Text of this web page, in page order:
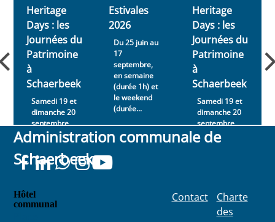
Heritage
Days : les
Journées du
Patrimoine
à
Schaerbeek
Samedi 19 et
dimanche 20
septembre
2026
Estivales
2026
Du 25 juin au
17
septembre,
en semaine
(durée 1h) et
le weekend
(durée...
Heritage
Days : les
Journées du
Patrimoine
à
Schaerbeek
Samedi 19 et
dimanche 20
septembre
2026
Administration communale de
Schaerbeek
Hôtel
communal
Contact
Charte
des